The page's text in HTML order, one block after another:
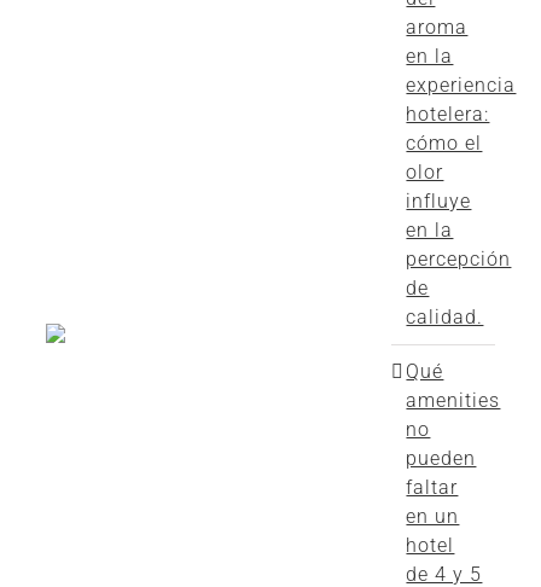
aroma
en la
experiencia
hotelera:
cómo el
olor
influye
en la
percepción
de
calidad.
Qué
amenities
no
pueden
faltar
en un
hotel
de 4 y 5